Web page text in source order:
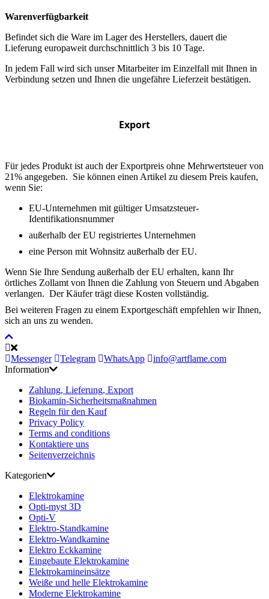
Warenverfügbarkeit
Befindet sich die Ware im Lager des Herstellers, dauert die
Lieferung europaweit durchschnittlich 3 bis 10 Tage.
In jedem Fall wird sich unser Mitarbeiter im Einzelfall mit Ihnen in
Verbindung setzen und Ihnen die ungefähre Lieferzeit bestätigen.
Export
Für jedes Produkt ist auch der Exportpreis ohne Mehrwertsteuer von
21% angegeben. Sie können einen Artikel zu diesem Preis kaufen,
wenn Sie:
EU-Unternehmen mit gültiger Umsatzsteuer-
Identifikationsnummer
außerhalb der EU registriertes Unternehmen
eine Person mit Wohnsitz außerhalb der EU.
Wenn Sie Ihre Sendung außerhalb der EU erhalten, kann Ihr
örtliches Zollamt von Ihnen die Zahlung von Steuern und Abgaben
verlangen. Der Käufer trägt diese Kosten vollständig.
Bei weiteren Fragen zu einem Exportgeschäft empfehlen wir Ihnen,
sich an uns zu wenden.
Messenger Telegram WhatsApp
info@artflame.com
Information
Zahlung, Lieferung, Export
Biokamin-Sicherheitsmaßnahmen
Regeln für den Kauf
Privacy Policy
Terms and conditions
Kontaktiere uns
Seitenverzeichnis
Kategorien
Elektrokamine
Opti-myst 3D
Opti-V
Elektro-Standkamine
Elektro-Wandkamine
Elektro Eckkamine
Eingebaute Elektrokamine
Elektrokamineinsätze
Weiße und helle Elektrokamine
Moderne Elektrokamine